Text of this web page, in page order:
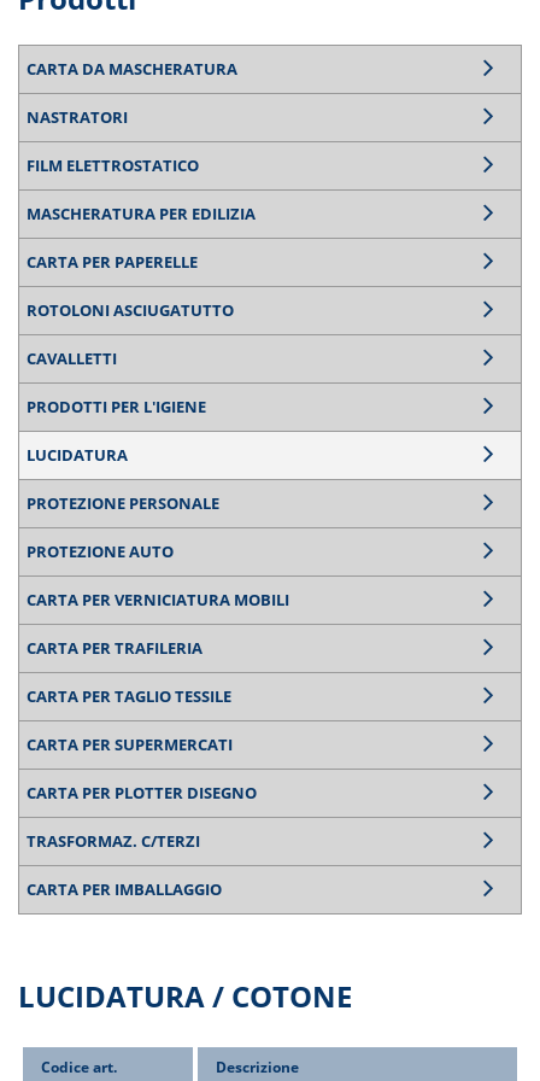
CARTA DA MASCHERATURA
NASTRATORI
FILM ELETTROSTATICO
MASCHERATURA PER EDILIZIA
CARTA PER PAPERELLE
ROTOLONI ASCIUGATUTTO
CAVALLETTI
PRODOTTI PER L'IGIENE
LUCIDATURA
PROTEZIONE PERSONALE
PROTEZIONE AUTO
CARTA PER VERNICIATURA MOBILI
CARTA PER TRAFILERIA
CARTA PER TAGLIO TESSILE
CARTA PER SUPERMERCATI
CARTA PER PLOTTER DISEGNO
TRASFORMAZ. C/TERZI
CARTA PER IMBALLAGGIO
LUCIDATURA / COTONE
Codice art. Descrizione